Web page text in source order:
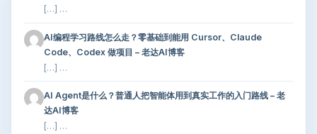
[…] …
AI编程学习路线怎么走？零基础到能用 Cursor、Claude
Code、Codex 做项目 – 老达AI博客
[…] …
AI Agent是什么？普通人把智能体用到真实工作的入门路线 – 老
达AI博客
[…] …